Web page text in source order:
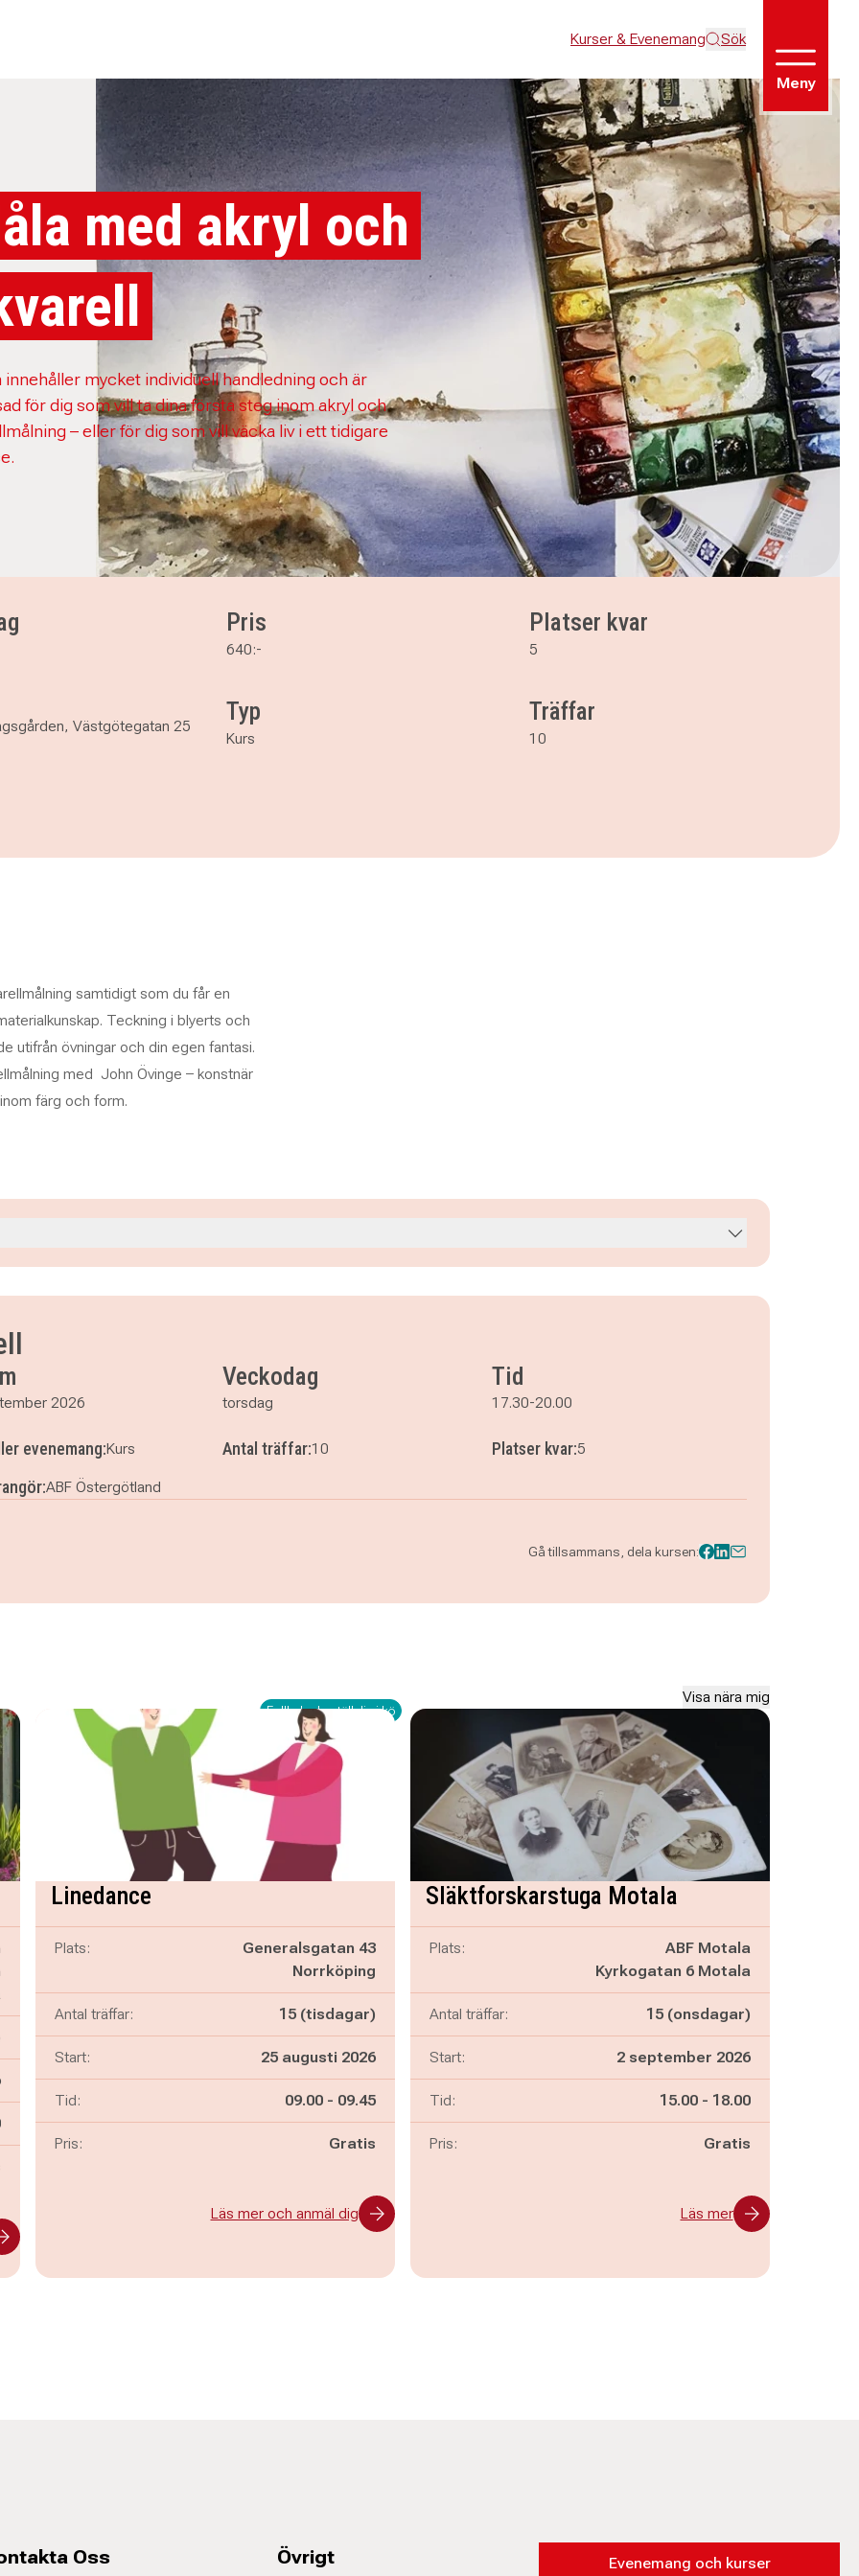
Kurser & Evenemang Sök
Meny
med akryl och
innehåller mycket individuell handledning och är
för dig som vill ta dina första steg inom akryl och
– eller för dig som vill väcka liv i ett tidigare
Västgötegatan 25
Pris
640:-
Platser kvar
5
Typ
Kurs
Träffar
10
samtidigt som du får en
Teckning i blyerts och
utifrån övningar och din egen fantasi.
med John Övinge – konstnär
färg och form.
2026
Veckodag
torsdag
Tid
17.30-20.00
evenemang:Kurs Antal träffar:10 Platser kvar:5
ABF Östergötland
Gå tillsammans, dela kursen:
Visa nära mig
Fullbokad - ställ dig i kö
Linedance
Plats:
Generalsgatan 43
Norrköping
Antal träffar: 15 (tisdagar)
Start: 25 augusti 2026
Tid: Pågår mellan
09.00 - och
09.45
Pris: Gratis
Läs mer och anmäl dig
Släktforskarstuga Motala
Plats:
ABF Motala
Kyrkogatan 6 Motala
Antal träffar: 15 (onsdagar)
Start: 2 september 2026
Tid: Pågår mellan
15.00 - och
18.00
Pris: Gratis
Läs mer
Oss Övrigt Evenemang och kurser